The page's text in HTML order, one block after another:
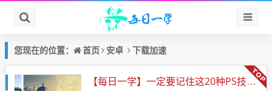
您现在的位置： 首页 安卓 下载加速
【每日一学】一定要记住这20种PS技术！！！会让你的照片美的不行